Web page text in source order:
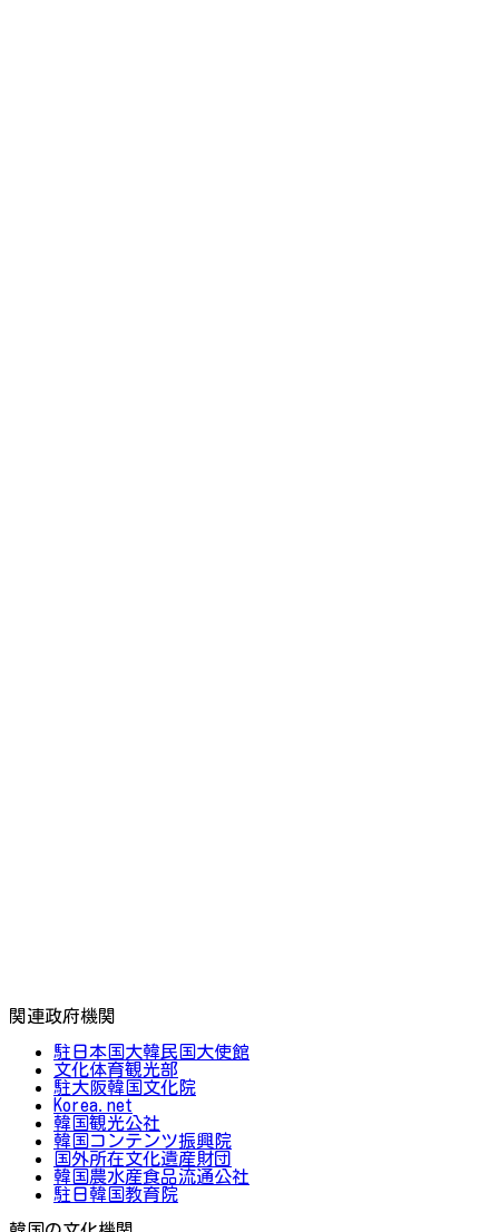
関連政府機関
駐日本国大韓民国大使館
文化体育観光部
駐大阪韓国文化院
Korea.net
韓国観光公社
韓国コンテンツ振興院
国外所在文化遺産財団
韓国農水産食品流通公社
駐日韓国教育院